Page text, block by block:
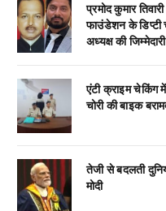
प्रमोद कुमार
फाउंडेशन के
अध्यक्ष की जिम्मेदारी
एंटी क्राइम चेकिंग
चोरी की बाइक
तेजी से बदलती
मोदी